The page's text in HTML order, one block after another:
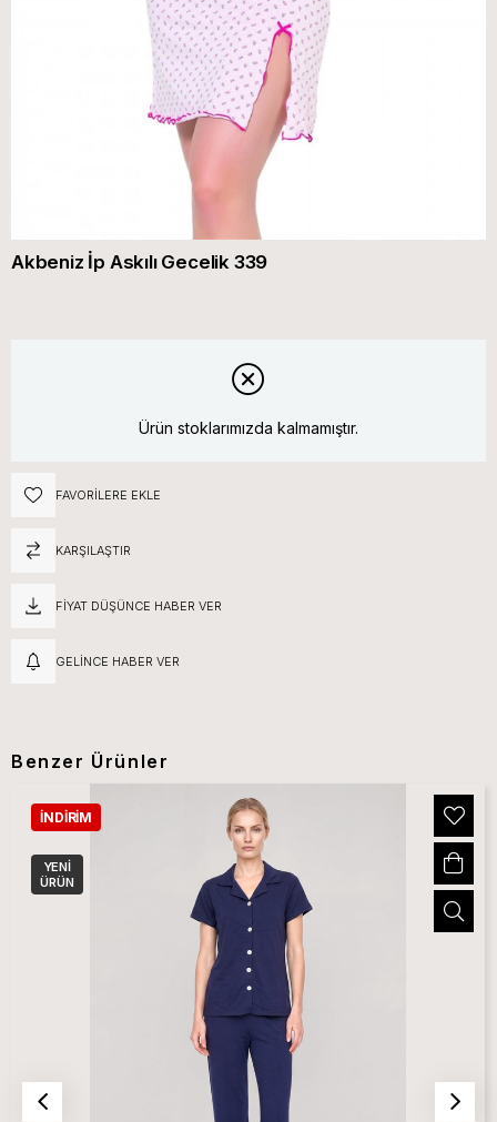
Akbeniz İp Askılı Gecelik 339
Ürün stoklarımızda kalmamıştır.
FAVORILERE EKLE
KARŞILAŞTIR
FIYAT DÜŞÜNCE HABER VER
GELINCE HABER VER
Benzer Ürünler
İNDIRIM
YENI
ÜRÜN